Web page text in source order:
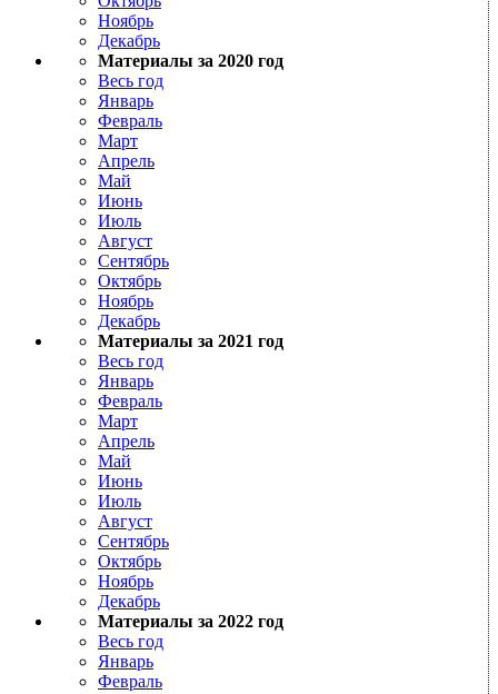
Ноябрь
Декабрь
Материалы за 2020 год
Весь год
Январь
Февраль
Март
Апрель
Май
Июнь
Июль
Август
Сентябрь
Октябрь
Ноябрь
Декабрь
Материалы за 2021 год
Весь год
Январь
Февраль
Март
Апрель
Май
Июнь
Июль
Август
Сентябрь
Октябрь
Ноябрь
Декабрь
Материалы за 2022 год
Весь год
Январь
Февраль